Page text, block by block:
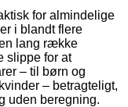
for almindelige
i blandt flere
lang række
slippe for at
– til børn og
– betragteligt,
uden beregning.